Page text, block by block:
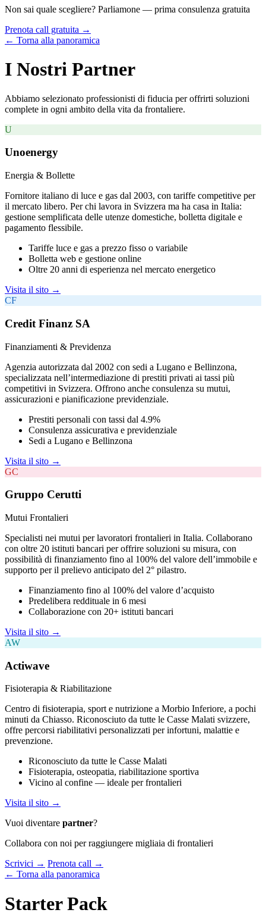
Non sai quale scegliere? Parliamone — prima consulenza gratuita
Prenota call gratuita →
← Torna alla panoramica
I Nostri Partner
Abbiamo selezionato professionisti di fiducia per offrirti soluzioni
complete in ogni ambito della vita da frontaliere.
U
Unoenergy
Energia & Bollette
Fornitore italiano di luce e gas dal 2003, con tariffe competitive per
il mercato libero. Per chi lavora in Svizzera ma ha casa in Italia:
gestione semplificata delle utenze domestiche, bolletta digitale e
pagamento flessibile.
Tariffe luce e gas a prezzo fisso o variabile
Bolletta web e gestione online
Oltre 20 anni di esperienza nel mercato energetico
Visita il sito →
CF
Credit Finanz SA
Finanziamenti & Previdenza
Agenzia autorizzata dal 2002 con sedi a Lugano e Bellinzona,
specializzata nell’intermediazione di prestiti privati ai tassi più
competitivi in Svizzera. Offrono anche consulenza su mutui,
assicurazioni e pianificazione previdenziale.
Prestiti personali con tassi dal 4.9%
Consulenza assicurativa e previdenziale
Sedi a Lugano e Bellinzona
Visita il sito →
GC
Gruppo Cerutti
Mutui Frontalieri
Specialisti nei mutui per lavoratori frontalieri in Italia. Collaborano
con oltre 20 istituti bancari per offrire soluzioni su misura, con
possibilità di finanziamento fino al 100% del valore dell’immobile e
supporto per il prelievo anticipato del 2° pilastro.
Finanziamento fino al 100% del valore d’acquisto
Predelibera reddituale in 6 mesi
Collaborazione con 20+ istituti bancari
Visita il sito →
AW
Actiwave
Fisioterapia & Riabilitazione
Centro di fisioterapia, sport e nutrizione a Morbio Inferiore, a pochi
minuti da Chiasso. Riconosciuto da tutte le Casse Malati svizzere,
offre percorsi riabilitativi personalizzati per infortuni, malattie e
prevenzione.
Riconosciuto da tutte le Casse Malati
Fisioterapia, osteopatia, riabilitazione sportiva
Vicino al confine — ideale per frontalieri
Visita il sito →
Vuoi diventare partner?
Collabora con noi per raggiungere migliaia di frontalieri
Scrivici → Prenota call →
← Torna alla panoramica
Starter Pack